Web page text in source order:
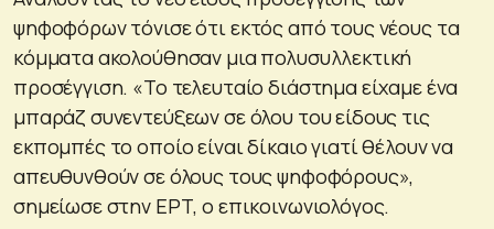
ψηφοφόρων τόνισε ότι εκτός από τους νέους τα
κόμματα ακολούθησαν μια πολυσυλλεκτική
προσέγγιση. «Το τελευταίο διάστημα είχαμε ένα
μπαράζ συνεντεύξεων σε όλου του είδους τις
εκπομπές το οποίο είναι δίκαιο γιατί θέλουν να
απευθυνθούν σε όλους τους ψηφοφόρους»,
σημείωσε στην ΕΡΤ, ο επικοινωνιολόγος.